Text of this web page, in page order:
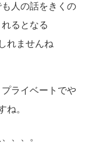
人の話をきくの
るとなる
れませんね
ライベートでや
ね。
、、。